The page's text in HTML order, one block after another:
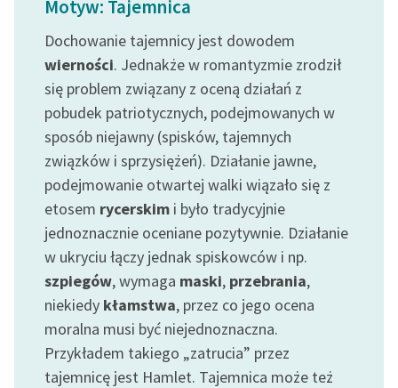
Ręce pełne poezji
Kolekcje edukacyjne
twórców przechodzących
do domeny publicznej,
lektur szkolnych oraz
Starego Testamentu
Odkurzamy bohaterów
Szkoła Poezji Wolnych
Lektur
O nas
Kontakt
O projekcie
Zespół
Motyw: Tajemnica
Dochowanie tajemnicy jest dowodem
wierności. Jednakże w romantyzmie zrodził
się problem związany z oceną działań z
pobudek patriotycznych, podejmowanych w
sposób niejawny (spisków, tajemnych
związków i sprzysiężeń). Działanie jawne,
podejmowanie otwartej walki wiązało się z
etosem rycerskim i było tradycyjnie
jednoznacznie oceniane pozytywnie. Działanie
w ukryciu łączy jednak spiskowców i np.
szpiegów, wymaga maski, przebrania,
niekiedy kłamstwa, przez co jego ocena
moralna musi być niejednoznaczna.
Przykładem takiego „zatrucia” przez
tajemnicę jest Hamlet. Tajemnica może też